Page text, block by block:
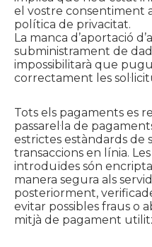
el vostre consentiment
política de privacitat.
La manca d’aportació
subministrament de
impossibilitarà que
correctament les
Tots els pagaments es
passarel·la de
estrictes estàndards de
transaccions en línia.
introduïdes són
manera segura als
posteriorment,
evitar possibles fraus o
mitjà de pagament